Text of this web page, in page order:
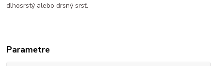
dlhosrstý alebo drsný srsť.
Parametre